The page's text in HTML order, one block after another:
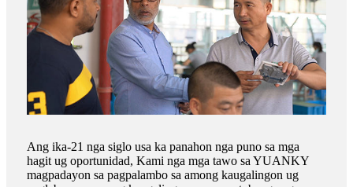
Ang ika-21 nga siglo usa ka panahon nga puno sa mga
hagit ug oportunidad, Kami nga mga tawo sa YUANKY
magpadayon sa pagpalambo sa among kaugalingon ug